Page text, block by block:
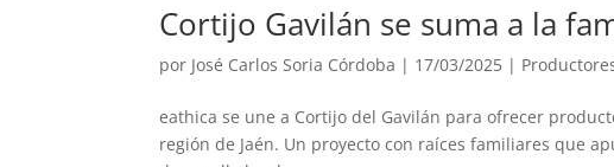
Cortijo Gavilán se suma a la
por José Carlos Soria Córdoba | 17/03/2025 |
eathica se une a Cortijo del Gavilán para ofrecer
región de Jaén. Un proyecto con raíces familiares que